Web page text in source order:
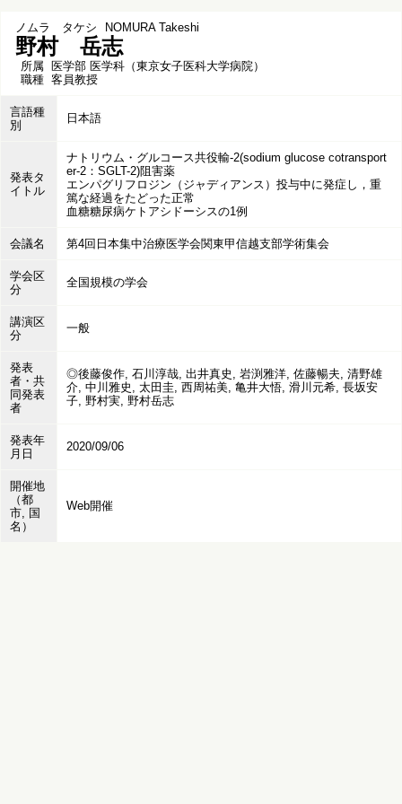
ノムラ タケシ NOMURA Takeshi
野村 岳志
所属 医学部 医学科（東京女子医科大学病院）
職種 客員教授
言語種
別
日本語
発表タ
イトル
ナトリウム・グルコース共役輸-2(sodium glucose cotransport
er-2：SGLT-2)阻害薬
エンパグリフロジン（ジャディアンス）投与中に発症し，重
篤な経過をたどった正常
血糖糖尿病ケトアシドーシスの1例
会議名 第4回日本集中治療医学会関東甲信越支部学術集会
学会区
分
全国規模の学会
講演区
分
一般
発表
者・共
同発表
者
◎後藤俊作, 石川淳哉, 出井真史, 岩渕雅洋, 佐藤暢夫, 清野雄
介, 中川雅史, 太田圭, 西周祐美, 亀井大悟, 滑川元希, 長坂安
子, 野村実, 野村岳志
発表年
月日
2020/09/06
開催地
（都
市, 国
名）
Web開催